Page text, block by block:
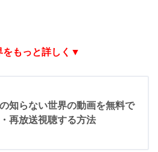
をもっと詳しく▼
知らない世界の動画を無料で
再放送視聴する方法